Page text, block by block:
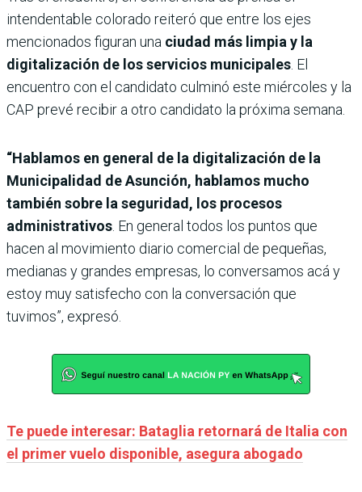
intendentable colorado reiteró que entre los ejes
mencionados figuran una ciudad más limpia y la
digitalización de los servicios municipales . El
encuentro con el candidato culminó este miércoles y la
CAP prevé recibir a otro candidato la próxima semana.
“Hablamos en general de la digitalización de la
Municipalidad de Asunción, hablamos mucho
también sobre la seguridad, los procesos
administrativos . En general todos los puntos que
hacen al movimiento diario comercial de pequeñas,
medianas y grandes empresas, lo conversamos acá y
estoy muy satisfecho con la conversación que
tuvimos”, expresó.
Te puede interesar: Bataglia retornará de Italia con
el primer vuelo disponible, asegura abogado